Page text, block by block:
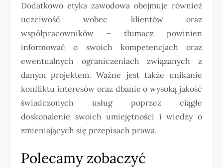
Dodatkowo etyka zawodowa obejmuje również
uczciwość wobec klientów oraz
współpracowników – tłumacz powinien
informować o swoich kompetencjach oraz
ewentualnych ograniczeniach związanych z
danym projektem. Ważne jest także unikanie
konfliktu interesów oraz dbanie o wysoką jakość
świadczonych usług poprzez ciągłe
doskonalenie swoich umiejętności i wiedzy o
zmieniających się przepisach prawa.
Polecamy zobaczyć